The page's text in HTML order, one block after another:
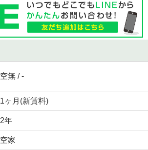
空無 / -
1ヶ月(新賃料)
2年
空家